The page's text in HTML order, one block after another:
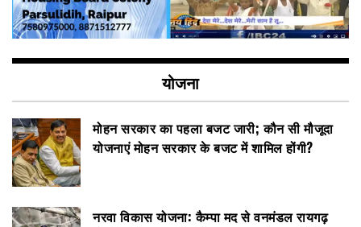
योजना
मोहन सरकार का पहला बजट जारी; कौन सी मौजूदा
योजनाएं मोहन सरकार के बजट में शामिल होंगी?
नरवा विकास योजना: कैम्पा मद से वनमंडल रायगढ़